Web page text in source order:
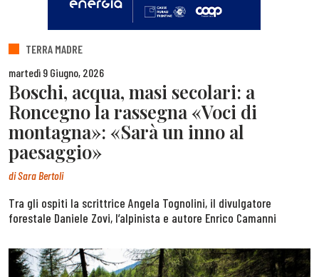
TERRA MADRE
martedì 9 Giugno, 2026
Boschi, acqua, masi secolari: a
Roncegno la rassegna «Voci di
montagna»: «Sarà un inno al
paesaggio»
diSara Bertoli
Tra gli ospiti la scrittrice Angela Tognolini, il divulgatore
forestale Daniele Zovi, l’alpinista e autore Enrico Camanni